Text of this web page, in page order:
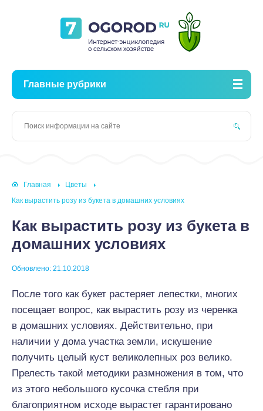
Главные рубрики
Главная
Цветы
Как вырастить розу из букета в домашних условиях
Как вырастить розу из букета в
домашних условиях
Обновлено: 21.10.2018
После того как букет растеряет лепестки, многих
посещает вопрос, как вырастить розу из черенка
в домашних условиях. Действительно, при
наличии у дома участка земли, искушение
получить целый куст великолепных роз велико.
Прелесть такой методики размножения в том, что
из этого небольшого кусочка стебля при
благоприятном исходе вырастет гарантировано